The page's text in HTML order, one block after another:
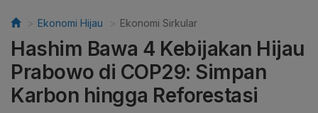
Ekonomi Hijau Ekonomi Sirkular
Hashim Bawa 4 Kebijakan Hijau
Prabowo di COP29: Simpan
Karbon hingga Reforestasi